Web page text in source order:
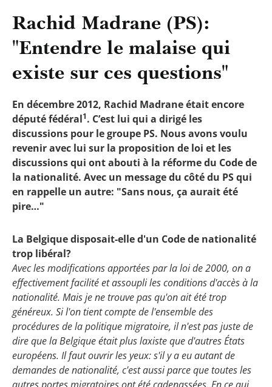
Rachid Madrane (PS):
"Entendre le malaise qui
existe sur ces questions"
En décembre 2012, Rachid Madrane était encore
député fédéral1. C’est lui qui a dirigé les
discussions pour le groupe PS. Nous avons voulu
revenir avec lui sur la proposition de loi et les
discussions qui ont abouti à la réforme du Code de
la nationalité. Avec un message du côté du PS qui
en rappelle un autre: "Sans nous, ça aurait été
pire…"
La Belgique disposait-elle d'un Code de nationalité
trop libéral?
Avec les modifications apportées par la loi de 2000, on a
effectivement facilité et assoupli les conditions d'accès à la
nationalité. Mais je ne trouve pas qu'on ait été trop
généreux. Si l'on tient compte de l'ensemble des
procédures de la politique migratoire, il n'est pas juste de
dire que la Belgique était plus laxiste que d'autres États
européens. Il faut ouvrir les yeux: s'il y a eu autant de
demandes de nationalité, c'est aussi parce que toutes les